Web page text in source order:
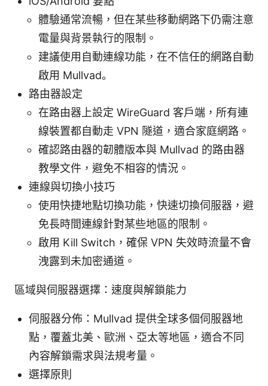
體驗通常流暢，但在某些移動網路下仍需注意
電量與背景執行的限制。
建議使用自動連線功能，在不信任的網路自動
啟用 Mullvad。
路由器設定
在路由器上設定 WireGuard 客戶端，所有連
線裝置都自動走 VPN 隧道，適合家庭網路。
確認路由器的韌體版本與 Mullvad 的路由器
教學文件，避免不相容的情況。
連線與切換小技巧
使用快捷地點切換功能，快速切換伺服器，避
免長時間連線針對某些地區的限制。
啟用 Kill Switch，確保 VPN 失效時流量不會
洩露到未加密通道。
區域與伺服器選擇：速度與解鎖能力
伺服器分佈：Mullvad 提供全球多個伺服器地
點，覆蓋北美、歐洲、亞太等地區，適合不同
內容解鎖需求與法規考量。
選擇原則